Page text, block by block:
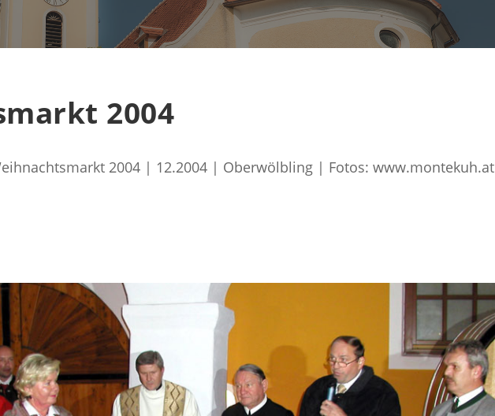
2004
2004 | 12.2004 | Oberwölbling | Fotos: www.montekuh.at